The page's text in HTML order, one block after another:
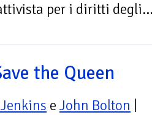
per i diritti
the Queen
e John Bolton